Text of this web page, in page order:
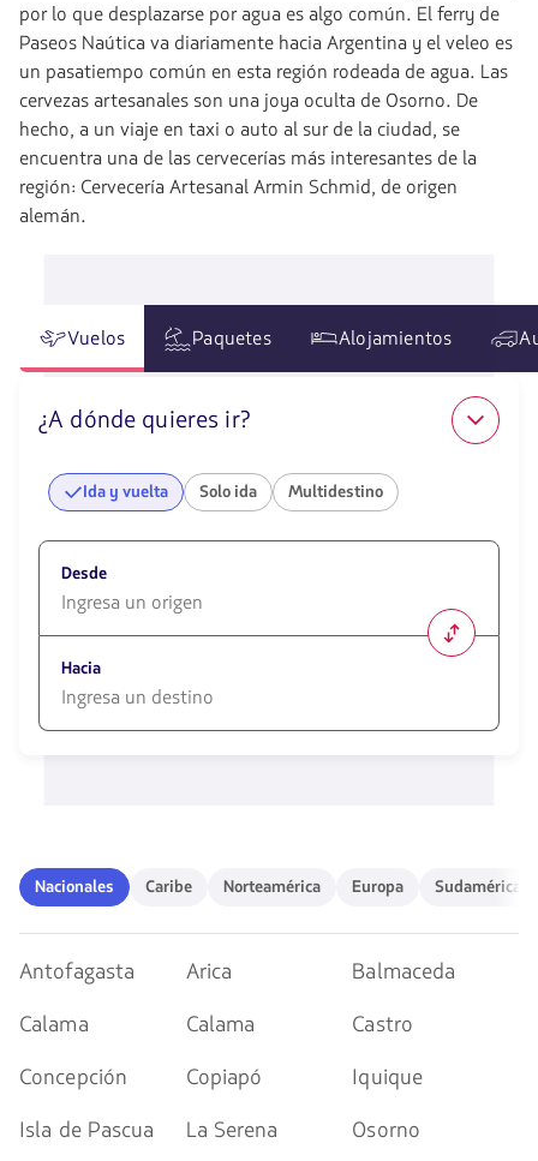
por lo que desplazarse por agua es algo común. El ferry de
Paseos Naútica va diariamente hacia Argentina y el veleo es
un pasatiempo común en esta región rodeada de agua. Las
cervezas artesanales son una joya oculta de Osorno. De
hecho, a un viaje en taxi o auto al sur de la ciudad, se
encuentra una de las cervecerías más interesantes de la
región: Cervecería Artesanal Armin Schmid, de origen
alemán.
Vuelos Paquetes Alojamientos
¿A dónde quieres ir?
Ida y vuelta Solo ida Multidestino
Desde
opciones
disponibles.
Usa
las
Hacia
de
flechas
para
navegar
Nacionales
Nacionales Caribe
Caribe Norteamérica
Norteamérica Europa
Europa Sudamérica
Sudamérica
Antofagasta Arica
Balmaceda
Calama
Calama
Castro
Concepción
Copiapó
Iquique
Isla de Pascua
La Serena
Osorno